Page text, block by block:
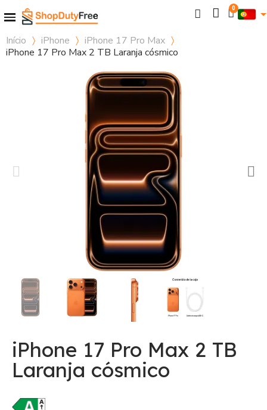
Início iPhone
iPhone 17 Pro Max
iPhone 17 Pro Max 2 TB Laranja cósmico
iPhone 17 Pro Max 2 TB
Laranja cósmico